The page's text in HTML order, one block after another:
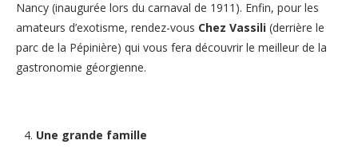
Nancy (inaugurée lors du carnaval de 1911). Enfin, pour les
amateurs d’exotisme, rendez-vous Chez Vassili (derrière le
parc de la Pépinière) qui vous fera découvrir le meilleur de la
gastronomie géorgienne.
Une grande famille